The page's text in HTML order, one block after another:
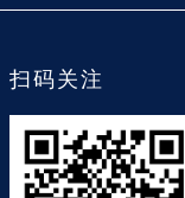
扫码关注